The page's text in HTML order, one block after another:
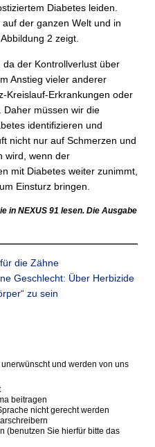
Diabetes leiden.
der ganzen Welt und in
2 zeigt.
der Kontrollverlust über
Anstieg vieler anderer
Kreislauf-­Erkrankungen oder
müssen wir die
identifizieren und
nicht nur auf Schmerzen und
wird, wenn der
mit Diabetes weiter zunimmt,
Einsturz bringen.
in NEXUS 91 lesen. Die Ausgabe
die Zähne
Geschlecht: Über Herbizide
zu sein
und werden von uns
beitragen
nicht gerecht werden
(benutzen Sie hierfür bitte das